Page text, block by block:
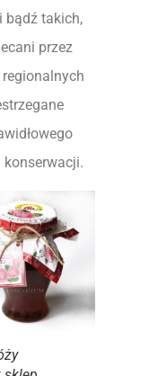
bądź takich,
przez